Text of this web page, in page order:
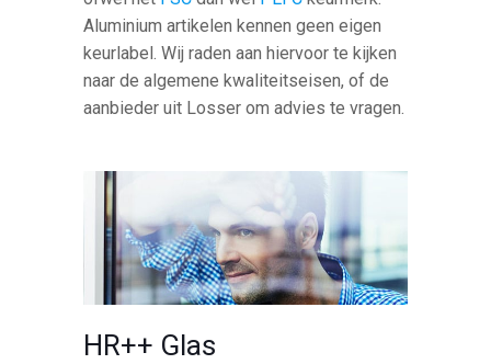
Aluminium artikelen kennen geen eigen
keurlabel. Wij raden aan hiervoor te kijken
naar de algemene kwaliteitseisen, of de
aanbieder uit Losser om advies te vragen.
HR++ Glas